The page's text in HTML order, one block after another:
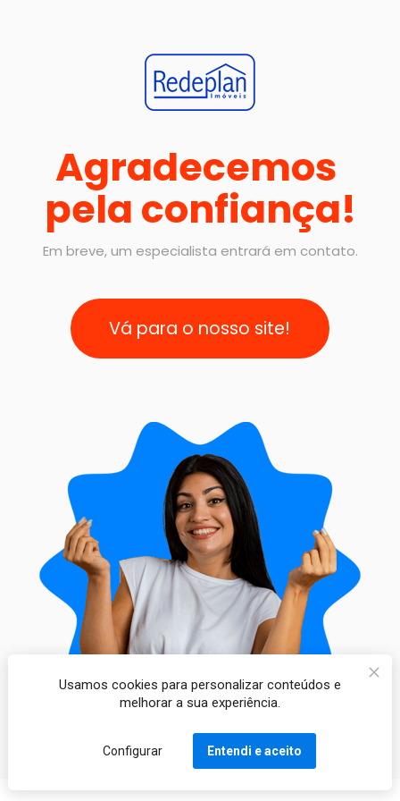
Vá para o nosso site!
Em breve, um especialista entrará em contato.
Agradecemos
pela confiança!
Usamos cookies para personalizar conteúdos e
melhorar a sua experiência.
Configurar Entendi e aceito